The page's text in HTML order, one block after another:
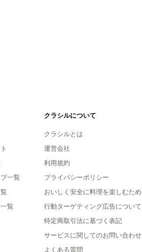
一覧
覧
クラシルについて
クラシルとは
運営会社
利用規約
プライバシーポリシー
おいしく安全に料理を楽しむため
行動ターゲティング広告について
特定商取引法に基づく表記
サービスに関してのお問い合わせ
よくある質問